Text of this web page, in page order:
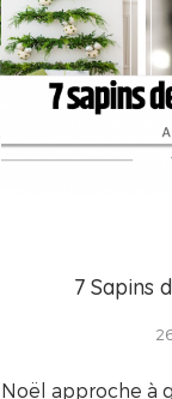
7 Sapins
Noël approche à